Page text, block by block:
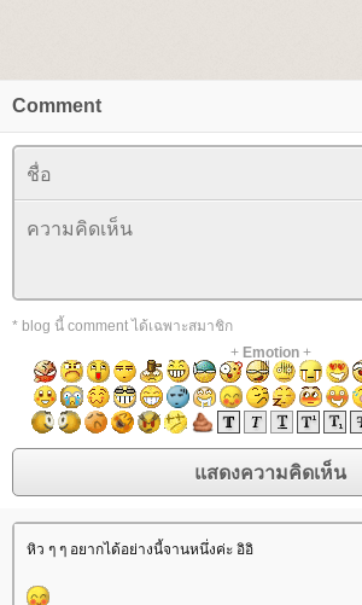
Comment
* blog นี้ comment ได้เฉพาะสมาชิก
+ Emotion+
หิว ๆ ๆ อยากได้อย่างนี้จานหนึ่งค่ะ อิอิ